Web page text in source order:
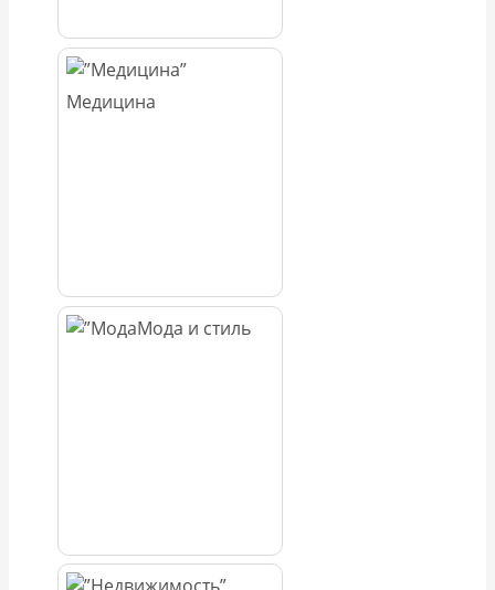
Медицина
Мода и стиль